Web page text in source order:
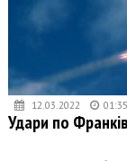
12.03.2022 01:35
Удари по